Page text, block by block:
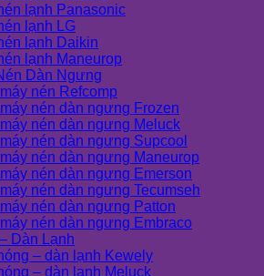
lạnh Panasonic
lạnh LG
lạnh Daikin
lạnh Maneurop
Dàn Ngưng
nén Refcomp
nén dàn ngưng Frozen
nén dàn ngưng Meluck
nén dàn ngưng Supcool
nén dàn ngưng Maneurop
nén dàn ngưng Emerson
nén dàn ngưng Tecumseh
nén dàn ngưng Patton
nén dàn ngưng Embraco
Dàn Lạnh
– dàn lạnh Kewely
– dàn lạnh Meluck